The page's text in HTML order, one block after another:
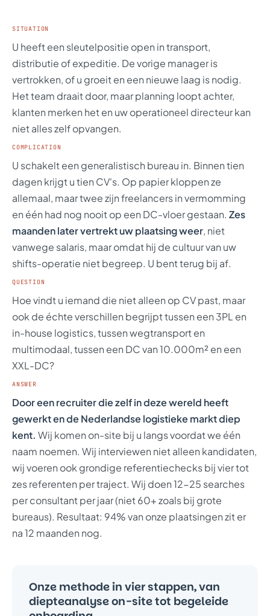
SITUATION
U heeft een sleutelpositie open in transport,
distributie of expeditie. De vorige manager is
vertrokken, of u groeit en een nieuwe laag is nodig.
Het team draait door, maar planning loopt achter,
klanten merken het en uw operationeel directeur kan
niet alles zelf opvangen.
COMPLICATION
U schakelt een generalistisch bureau in. Binnen tien
dagen krijgt u tien CV's. Op papier kloppen ze
allemaal, maar twee zijn freelancers in vermomming
en één had nog nooit op een DC-vloer gestaan. Zes
maanden later vertrekt uw plaatsing weer, niet
vanwege salaris, maar omdat hij de cultuur van uw
shifts-operatie niet begreep. U bent terug bij af.
QUESTION
Hoe vindt u iemand die niet alleen op CV past, maar
ook de échte verschillen begrijpt tussen een 3PL en
in-house logistics, tussen wegtransport en
multimodaal, tussen een DC van 10.000m² en een
XXL-DC?
ANSWER
Door een recruiter die zelf in deze wereld heeft
gewerkt en de Nederlandse logistieke markt diep
kent. Wij komen on-site bij u langs voordat we één
naam noemen. Wij interviewen niet alleen kandidaten,
wij voeren ook grondige referentiechecks bij vier tot
zes referenten per traject. Wij doen 12-25 searches
per consultant per jaar (niet 60+ zoals bij grote
bureaus). Resultaat: 94% van onze plaatsingen zit er
na 12 maanden nog.
Onze methode in vier stappen, van
diepteanalyse on-site tot begeleide